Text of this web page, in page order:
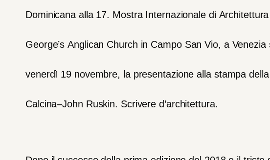
Dominicana alla 17. Mostra Internazionale di Architettura
George’s Anglican Church in Campo San Vio, a Venezia
venerdì 19 novembre, la presentazione alla stampa della
Calcina–John Ruskin. Scrivere d’architettura.